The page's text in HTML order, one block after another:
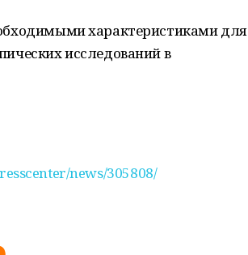
характеристиками для
исследований в
news/305808/